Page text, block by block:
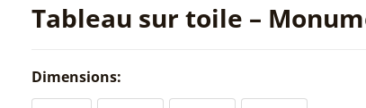
Tableau sur toile –
Dimensions: